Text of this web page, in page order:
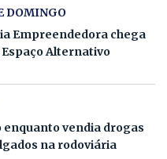
DOMINGO
Empreendedora chega
Alternativo
enquanto vendia drogas
na rodoviária